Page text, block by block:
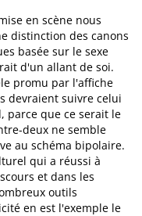
en scène nous
distinction des canons
basée sur le sexe
d'un allant de soi.
promu par l'affiche
devraient suivre celui
parce que ce serait le
deux ne semble
au schéma bipolaire.
qui a réussi à
et dans les
outils
en est l'exemple le